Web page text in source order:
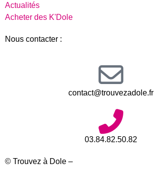
Actualités
Acheter des K'Dole
Nous contacter :
contact@trouvezadole.fr
03.84.82.50.82
© Trouvez à Dole –